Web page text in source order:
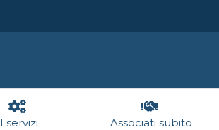
I servizi Associati subito